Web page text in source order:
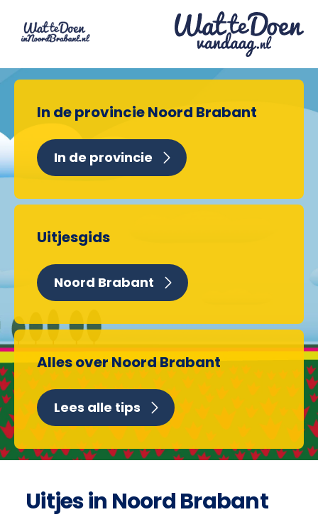
In de provincie Noord Brabant
In de provincie
Uitjesgids
Noord Brabant
Alles over Noord Brabant
Lees alle tips
Uitjes in Noord Brabant